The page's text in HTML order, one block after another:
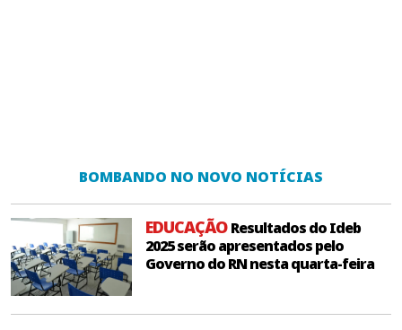
BOMBANDO NO NOVO NOTÍCIAS
EDUCAÇÃOResultados do Ideb
2025 serão apresentados pelo
Governo do RN nesta quarta-feira